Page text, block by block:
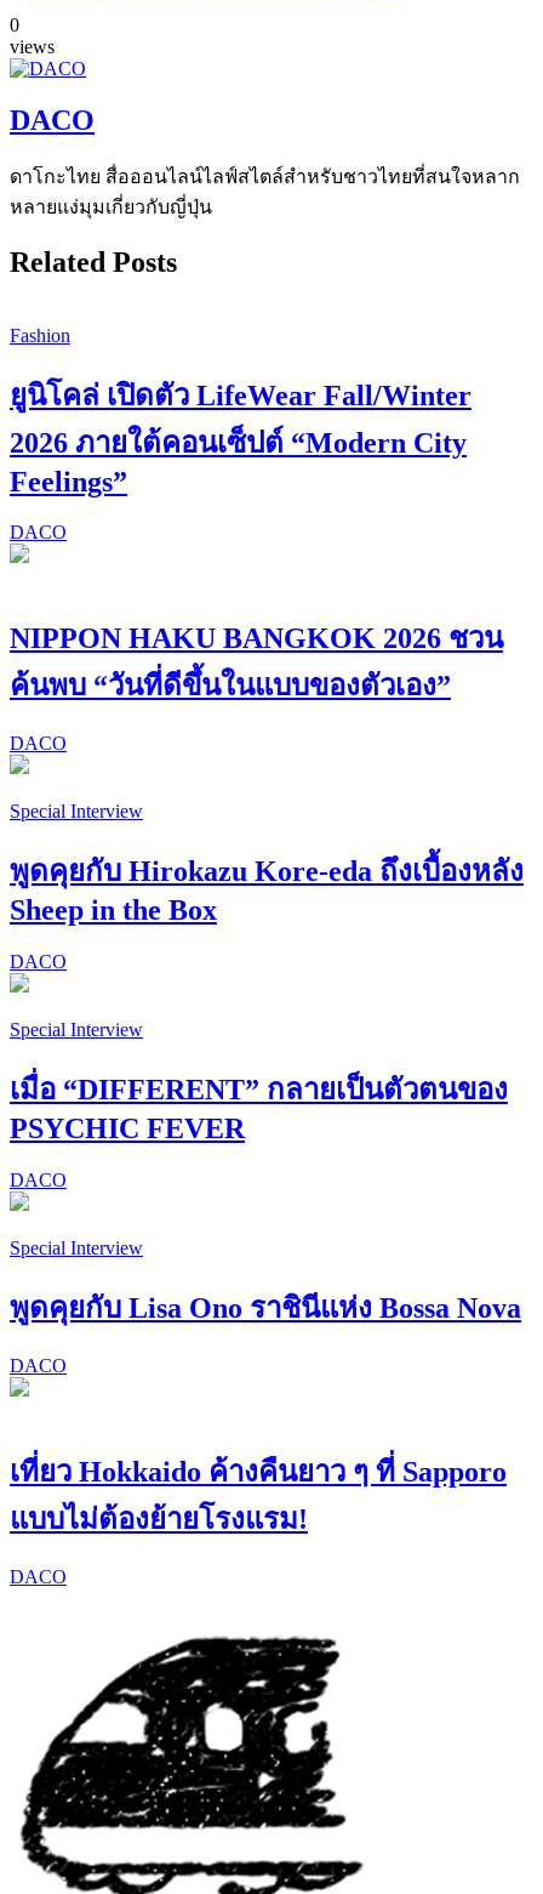
0
views
DACO
ดาโกะไทย สื่อออนไลน์ไลฟ์สไตล์สำหรับชาวไทยที่สนใจหลาก
หลายแง่มุมเกี่ยวกับญี่ปุ่น
Related Posts
Fashion
ยูนิโคล่ เปิดตัว LifeWear Fall/Winter
2026 ภายใต้คอนเซ็ปต์ “Modern City
Feelings”
DACO
NIPPON HAKU BANGKOK 2026 ชวน
ค้นพบ “วันที่ดีขึ้นในแบบของตัวเอง”
DACO
Special Interview
พูดคุยกับ Hirokazu Kore-eda ถึงเบื้องหลัง
Sheep in the Box
DACO
Special Interview
เมื่อ “DIFFERENT” กลายเป็นตัวตนของ
PSYCHIC FEVER
DACO
Special Interview
พูดคุยกับ Lisa Ono ราชินีแห่ง Bossa Nova
DACO
เที่ยว Hokkaido ค้างคืนยาว ๆ ที่ Sapporo
แบบไม่ต้องย้ายโรงแรม!
DACO